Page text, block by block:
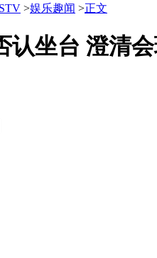
>娱乐趣闻 >正文
认坐台 澄清